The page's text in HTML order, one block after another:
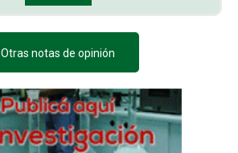
Otras notas de opinión